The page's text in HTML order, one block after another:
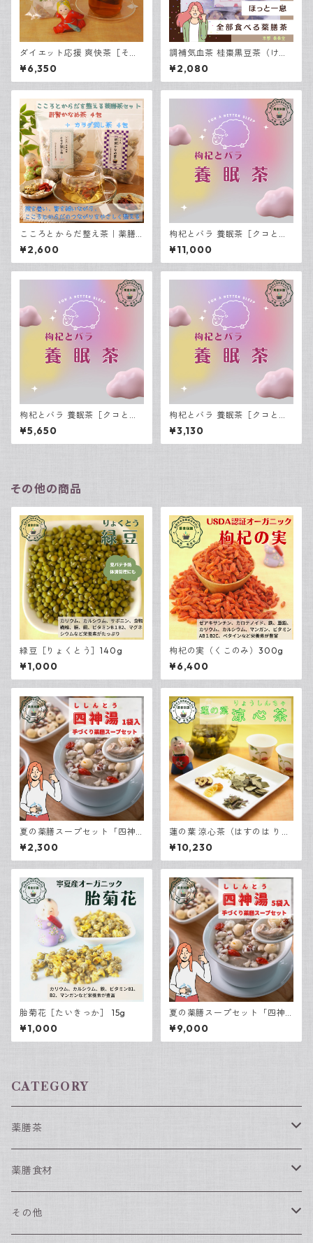
ダイエット応援 爽快茶［そう
かいちゃ］ 30包入
¥6,350
調補気血茶 桂棗黒豆茶（けい
そうくろまめちゃ）｜全部食
べる薬膳茶 7包入り
¥2,080
こころとからだ整え茶｜薬膳
茶2種飲み比べセット 8包入り
¥2,600
枸杞とバラ 養眠茶［クコとバ
ラ ようみんちゃ］30包入
¥11,000
枸杞とバラ 養眠茶［クコとバ
ラ ようみんちゃ］15包入
¥5,650
枸杞とバラ 養眠茶［クコとバ
ラ ようみんちゃ］7包入
¥3,130
その他の商品
緑豆［りょくとう］140g
¥1,000
枸杞の実（くこのみ）300g
¥6,400
夏の薬膳スープセット「四神
湯（ししんとう）」1袋入り
¥2,300
蓮の葉 涼心茶（はすのは りょ
うしんちゃ） 30包入
¥10,230
胎菊花［たいきっか］ 15g
¥1,000
夏の薬膳スープセット「四神
湯（ししんとう）」5袋入り
¥9,000
CATEGORY
薬膳茶
春におすすめの薬膳茶
夏におすすめの薬膳茶
薬膳食材
薬膳食材（単品）
その他